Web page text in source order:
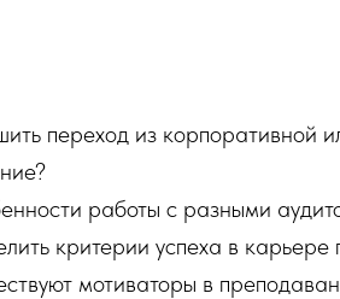
переход из корпоративной
работы с разными
критерии успеха в карьере
мотиваторы в